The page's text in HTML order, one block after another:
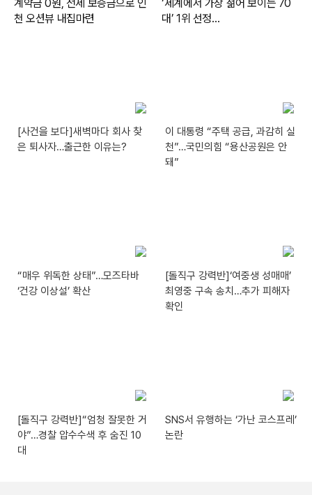
[사건을 보다]새벽마다 회사 찾
은 퇴사자…출근한 이유는?
이 대통령 “주택 공급, 과감히 실
천”…국민의힘 “용산공원은 안
돼”
“매우 위독한 상태”…모즈타바
‘건강 이상설’ 확산
[돌직구 강력반]‘여중생 성매매’
최영중 구속 송치…추가 피해자
확인
[돌직구 강력반]“엄청 잘못한 거
야”…경찰 압수수색 후 숨진 10
대
SNS서 유행하는 ‘가난 코스프레’
논란